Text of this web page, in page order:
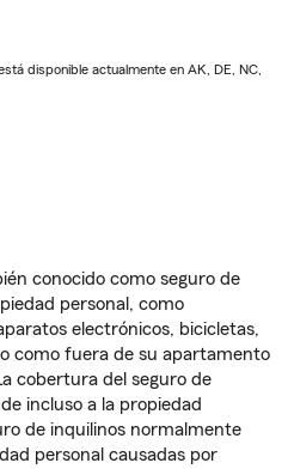
disponible actualmente en AK, DE, NC,
conocido como seguro de
personal, como
electrónicos, bicicletas,
como fuera de su apartamento
cobertura del seguro de
incluso a la propiedad
de inquilinos normalmente
personal causadas por